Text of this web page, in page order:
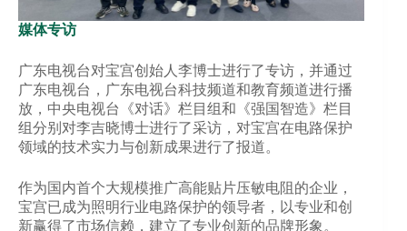
媒体专访
广东电视台对宝宫创始人李博士进行了专访，并通过
广东电视台，广东电视台科技频道和教育频道进行播
放，中央电视台《对话》栏目组和《强国智造》栏目
组分别对李吉晓博士进行了采访，对宝宫在电路保护
领域的技术实力与创新成果进行了报道。
作为国内首个大规模推广高能贴片压敏电阻的企业，
宝宫已成为照明行业电路保护的领导者，以专业和创
新赢得了市场信赖，建立了专业创新的品牌形象。